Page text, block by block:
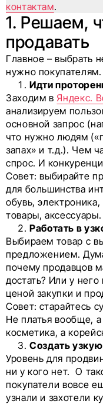
контактам.
1. Решаем,
продавать
Главное – выбрать
нужно
Идти
Заходим вЯндекс.
анализируем
основной запрос
что нужно людям
запах» и т.д.). Чем
спрос. И
Совет: выбирайте
для большинства
обувь,
товары, аксессуары.
Работать в
Выбираем товар с
предложением.
почему продавцов
достать? Или у
ценой закупки и
Совет: старайтесь
Не платья вообще,
косметика, а
Создать
Уровень для
ни у кого нет. О
покупатели вовсе
узнали и захотели